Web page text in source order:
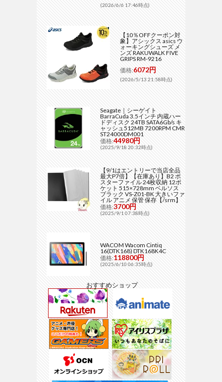
(2026/6/6 17:46時点)
【10％OFFクーポン対
象】アシックス asics ウ
ォーキングシューズ メ
ンズ RAKUWALK FIVE
GRIPS RM-9216
価格:6072円
(2026/5/13 21:58時点)
Seagate｜シーゲイト
BarraCuda 3.5インチ 内蔵ハー
ドディスク 24TB SATA6Gb/s キ
ャッシュ512MB 7200RPM CMR
ST24000DM001
価格:44980円
(2025/9/18 20:32時点)
【9/1はエントリーで当店全品
最大P7倍】【在庫あり】B2 ポ
スターファイル 24枚収納 12ポ
ケット 515×728mm ベルソス
ブラック VS-Z01-BK 大きいファ
イル アニメ 保管 保存【/srm】
価格:3700円
(2025/9/1 07:38時点)
WACOM Wacom Cintiq
16(DTK168) DTK168K4C
価格:118800円
(2025/6/10 06:35時点)
おすすめショップ